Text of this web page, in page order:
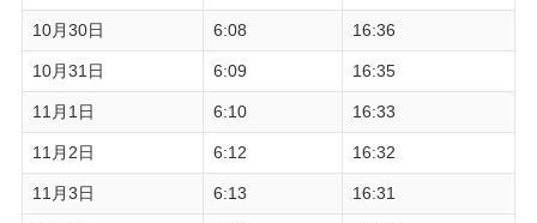
10月30日 6:08 16:36
10月31日 6:09 16:35
11月1日 6:10 16:33
11月2日 6:12 16:32
11月3日 6:13 16:31